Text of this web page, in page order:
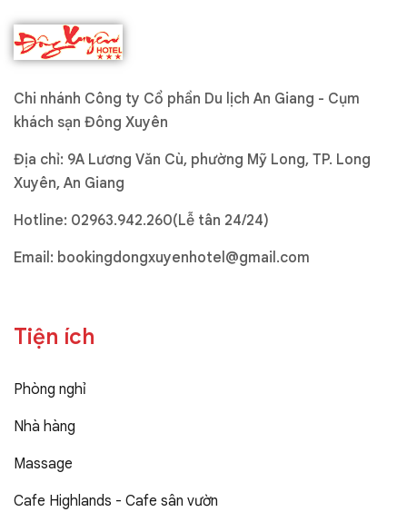
Chi nhánh Công ty Cổ phần Du lịch An Giang - Cụm
khách sạn Đông Xuyên
Địa chỉ: 9A Lương Văn Cù, phường Mỹ Long, TP. Long
Xuyên, An Giang
Hotline: 02963.942.260(Lễ tân 24/24)
Email: bookingdongxuyenhotel@gmail.com
Tiện ích
Phòng nghỉ
Nhà hàng
Massage
Cafe Highlands - Cafe sân vườn